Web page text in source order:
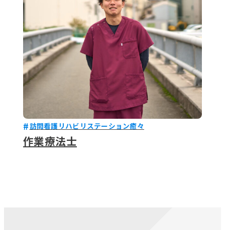
訪問看護リハビリステーション癒々
作業療法士